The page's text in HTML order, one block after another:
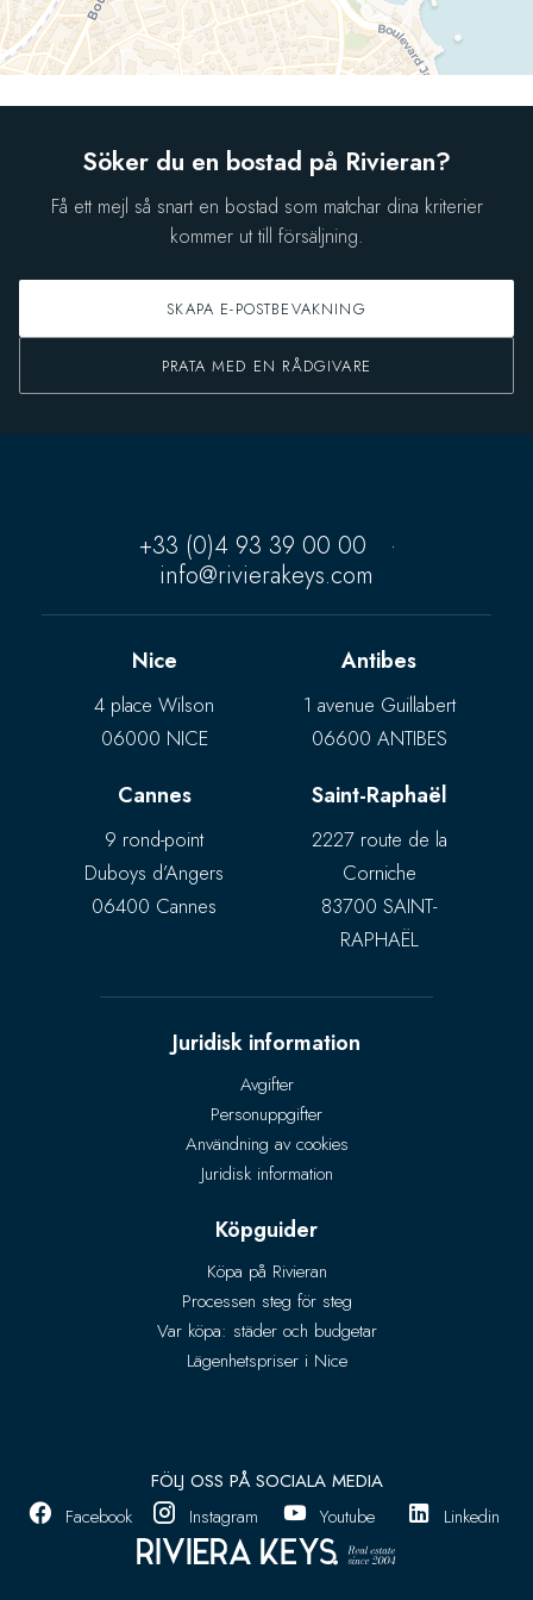
Söker du en bostad på Rivieran?
Få ett mejl så snart en bostad som matchar dina kriterier
kommer ut till försäljning.
SKAPA E-POSTBEVAKNING
PRATA MED EN RÅDGIVARE
+33 (0)4 93 39 00 00
·
info@rivierakeys.com
Nice
4 place Wilson
06000 NICE
Antibes
1 avenue Guillabert
06600 ANTIBES
Cannes
9 rond-point
Duboys d’Angers
06400 Cannes
Saint-Raphaël
2227 route de la
Corniche
83700 SAINT-
RAPHAËL
Juridisk information
Avgifter
Personuppgifter
Användning av cookies
Juridisk information
Köpguider
Köpa på Rivieran
Processen steg för steg
Var köpa: städer och budgetar
Lägenhetspriser i Nice
FÖLJ OSS PÅ SOCIALA MEDIA
Facebook
Instagram Youtube Linkedin